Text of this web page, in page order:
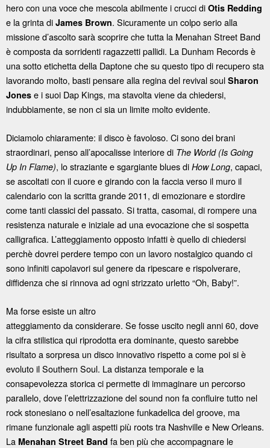
hero con una voce che mescola abilmente i crucci di Otis Redding
e la grinta di James Brown. Sicuramente un colpo serio alla
missione d’ascolto sarà scoprire che tutta la Menahan Street Band
è composta da sorridenti ragazzetti pallidi. La Dunham Records è
una sotto etichetta della Daptone che su questo tipo di recupero sta
lavorando molto, basti pensare alla regina del revival soul Sharon
Jones e i suoi Dap Kings, ma stavolta viene da chiedersi,
indubbiamente, se non ci sia un limite molto evidente.
Diciamolo chiaramente: il disco è favoloso. Ci sono dei brani
straordinari, penso all’apocalisse interiore di The World (Is Going
Up In Flame), lo straziante e sgargiante blues di How Long, capaci,
se ascoltati con il cuore e girando con la faccia verso il muro il
calendario con la scritta grande 2011, di emozionare e stordire
come tanti classici del passato. Si tratta, casomai, di rompere una
resistenza naturale e iniziale ad una evocazione che si sospetta
calligrafica. L’atteggiamento opposto infatti è quello di chiedersi
perchè dovrei perdere tempo con un lavoro nostalgico quando ci
sono infiniti capolavori sul genere da ripescare e rispolverare,
diffidenza che si rinnova ad ogni strizzato urletto “Oh, Baby!”.
Ma forse esiste un altro
atteggiamento da considerare. Se fosse uscito negli anni 60, dove
la cifra stilistica qui riprodotta era dominante, questo sarebbe
risultato a sorpresa un disco innovativo rispetto a come poi si è
evoluto il Southern Soul. La distanza temporale e la
consapevolezza storica ci permette di immaginare un percorso
parallelo, dove l’elettrizzazione del sound non fa confluire tutto nel
rock stonesiano o nell’esaltazione funkadelica del groove, ma
rimane funzionale agli aspetti più roots tra Nashville e New Orleans.
La Menahan Street Band fa ben più che accompagnare le